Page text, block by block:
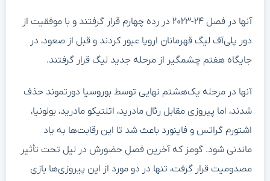
آنها در فصل ۲۴-۲۰۲۳ در رده چهارم قرار گرفتند و با موفقیت از
دور پلی‌آف لیگ قهرمانان اروپا عبور کردند و قبل از صعود، در
جایگاه هفتم چشمگیر از مرحله جدید لیگ قرار گرفتند.
آنها در مرحله یک‌هشتم نهایی توسط بوروسیا دورتموند حذف
شدند، اما پیروزی مقابل رئال مادرید، اتلتیکو مادرید، بولونیا،
اشتورم گراتس و فاینورد باعث شد تا این رقابت‌ها به یاد
ماندنی شود. گومز که آخرین فصل حضورش در لیل تحت تأثیر
مصدومیت قرار گرفت، تنها در دو مورد از این پیروزی‌ها بازی